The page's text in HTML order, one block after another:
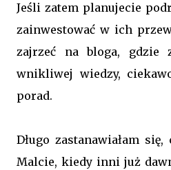
Jeśli zatem planujecie
zainwestować w ich
zajrzeć na bloga, gdzie
wnikliwej wiedzy,
porad.
Długo zastanawiałam
Malcie, kiedy inni już